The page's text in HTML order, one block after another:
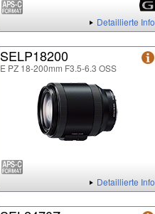
Detaillierte Info
SELP18200
E PZ 18-200mm F3.5-6.3 OSS
Detaillierte Info